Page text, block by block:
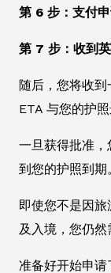
第 6 步：支付申
第 7 步：收到英
随后，您将收
ETA 与您的护照
一旦获得批准
到您的护照到期
即使您不是因
及入境，您仍然
准备好开始申